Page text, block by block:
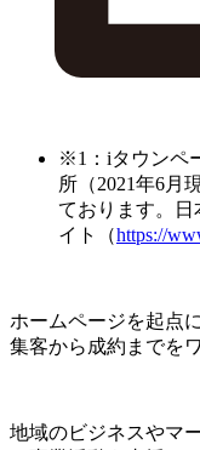
※1：iタウンペ
所（2021年6月
ております。日
イト（https://
ホームページを起点に
集客から成約までを
地域のビジネスやマ